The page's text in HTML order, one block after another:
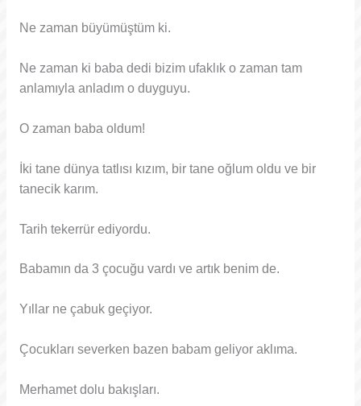
Ne zaman büyümüştüm ki.
Ne zaman ki baba dedi bizim ufaklık o zaman tam
anlamıyla anladım o duyguyu.
O zaman baba oldum!
İki tane dünya tatlısı kızım, bir tane oğlum oldu ve bir
tanecik karım.
Tarih tekerrür ediyordu.
Babamın da 3 çocuğu vardı ve artık benim de.
Yıllar ne çabuk geçiyor.
Çocukları severken bazen babam geliyor aklıma.
Merhamet dolu bakışları.